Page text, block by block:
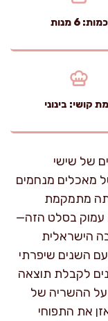
כמות: 6 מנות
קושי: בינוני
של שישי
מאכלים מנחמים
מתמקמת
עמוק בסלט הזה—
הישראלית
השנים שיפרתי
לקבלת תוצאה
על ההשריה של
את התפוחי